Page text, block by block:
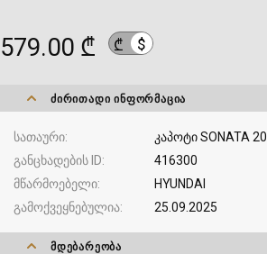
579.00 ₾ ₾ $
ᲫᲘᲠᲘᲗᲐᲓᲘ ᲘᲜᲤᲝᲠᲛᲐᲪᲘᲐ
სათაური
კაპოტი SONATA
განცხადების ID
416300
მწარმოებელი
HYUNDAI
გამოქვეყნებულია
25.09.2025
ᲛᲓᲔᲑᲐᲠᲔᲝᲑᲐ